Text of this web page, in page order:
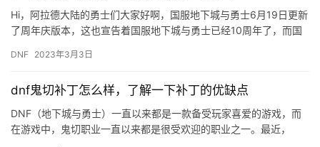
Hi，阿拉德大陆的勇士们大家好啊，国服地下城与勇士6月19日更新
了周年庆版本，这也宣告着国服地下城与勇士已经10周年了，而国
DNF 2023年3月3日
dnf鬼切补丁怎么样，了解一下补丁的优缺点
DNF（地下城与勇士）一直以来都是一款备受玩家喜爱的游戏，而
在游戏中，鬼切职业一直以来都是很受欢迎的职业之一。最近，